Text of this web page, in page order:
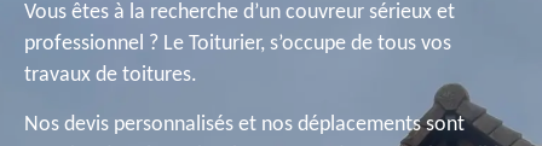
Vous êtes à la recherche d’un couvreur sérieux et
professionnel ? Le Toiturier, s’occupe de tous vos
travaux de toitures.
Nos devis personnalisés et nos déplacements sont